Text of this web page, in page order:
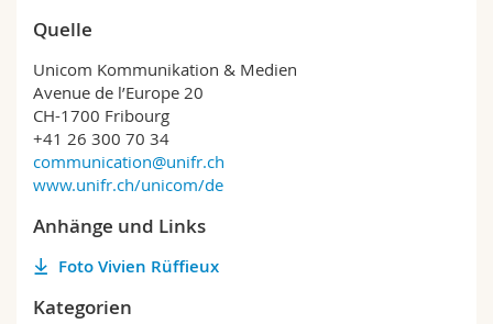
Quelle
Unicom Kommunikation & Medien
Avenue de l’Europe 20
CH-1700 Fribourg
+41 26 300 70 34
communication@unifr.ch
www.unifr.ch/unicom/de
Anhänge und Links
Foto Vivien Rüffieux
Kategorien